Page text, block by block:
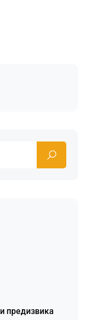
предизвика